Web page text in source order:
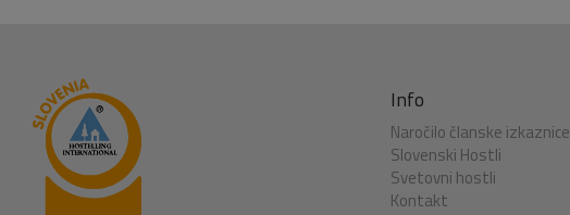
Info
Naročilo članske izkaznice
Slovenski Hostli
Svetovni hostli
Kontakt